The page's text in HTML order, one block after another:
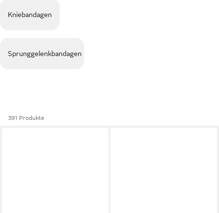
Kniebandagen
Sprunggelenkbandagen
391 Produkte